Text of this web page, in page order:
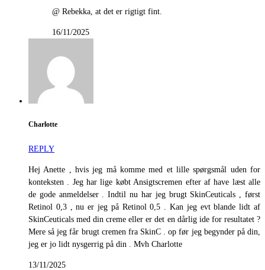
@ Rebekka, at det er rigtigt fint.
16/11/2025
Charlotte
REPLY
Hej Anette , hvis jeg må komme med et lille spørgsmål uden for
konteksten . Jeg har lige købt Ansigtscremen efter af have læst alle
de gode anmeldelser . Indtil nu har jeg brugt SkinCeuticals , først
Retinol 0,3 , nu er jeg på Retinol 0,5 . Kan jeg evt blande lidt af
SkinCeuticals med din creme eller er det en dårlig ide for resultatet ?
Mere så jeg får brugt cremen fra SkinC . op før jeg begynder på din,
jeg er jo lidt nysgerrig på din . Mvh Charlotte
13/11/2025